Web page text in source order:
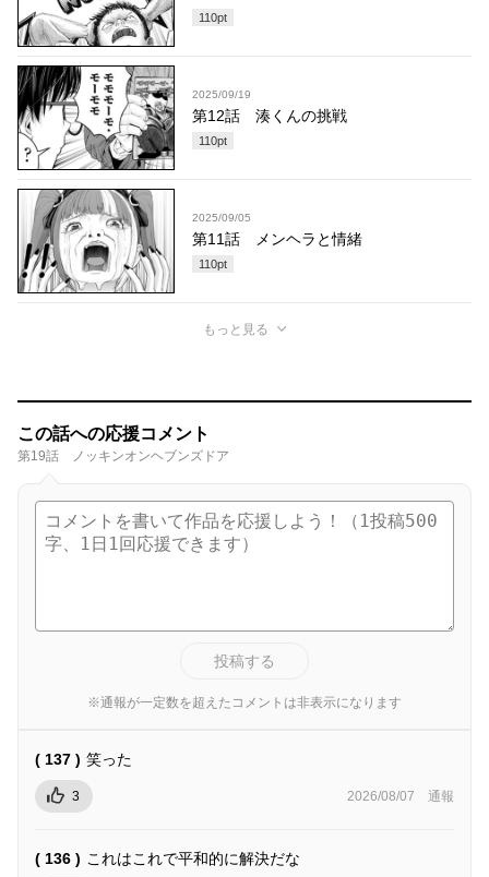
110pt
2025/09/19
第12話 湊くんの挑戦
110pt
2025/09/05
第11話 メンヘラと情緒
110pt
もっと見る
この話への応援コメント
第19話 ノッキンオンヘブンズドア
投稿する
※通報が一定数を超えたコメントは非表示になります
( 137 ) 笑った
3 2026/08/07 通報
( 136 ) これはこれで平和的に解決だな